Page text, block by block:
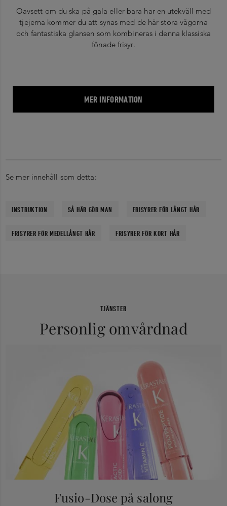
Oavsett om du ska på gala eller bara har en utekväll med
tjejerna kommer du att synas med de här stora vågorna
och fantastiska glansen som kombineras i denna klassiska
fönade frisyr.
MER INFORMATION
Se mer innehåll som detta:
INSTRUKTION SÅ HÄR GÖR MAN FRISYRER FÖR LÅNGT HÅR
FRISYRER FÖR MEDELLÅNGT HÅR FRISYRER FÖR KORT HÅR
TJÄNSTER
Personlig omvårdnad
Fusio-Dose på salong